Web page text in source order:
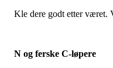
Kle dere godt etter været.
N og ferske C-løpere